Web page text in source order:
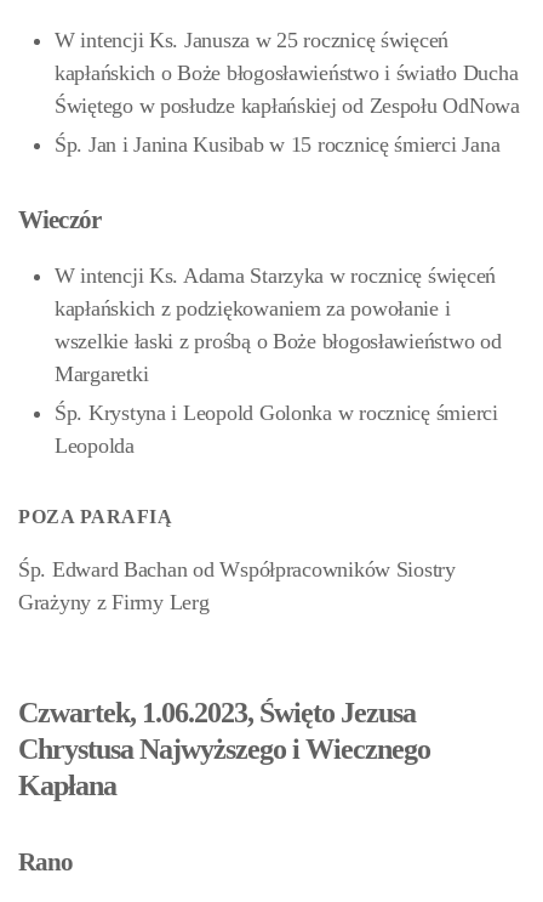
W intencji Ks. Janusza w 25 rocznicę święceń
kapłańskich o Boże błogosławieństwo i światło Ducha
Świętego w posłudze kapłańskiej od Zespołu OdNowa
Śp. Jan i Janina Kusibab w 15 rocznicę śmierci Jana
Wieczór
W intencji Ks. Adama Starzyka w rocznicę święceń
kapłańskich z podziękowaniem za powołanie i
wszelkie łaski z prośbą o Boże błogosławieństwo od
Margaretki
Śp. Krystyna i Leopold Golonka w rocznicę śmierci
Leopolda
POZA PARAFIĄ
Śp. Edward Bachan od Współpracowników Siostry
Grażyny z Firmy Lerg
Czwartek, 1.06.2023, Święto Jezusa
Chrystusa Najwyższego i Wiecznego
Kapłana
Rano